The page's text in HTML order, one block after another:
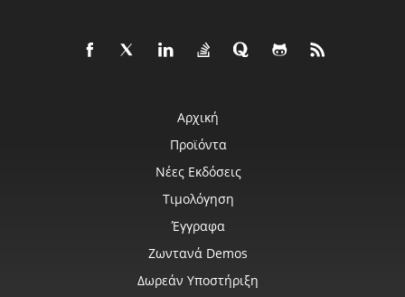
Αρχική
Προϊόντα
Νέες Εκδόσεις
Τιμολόγηση
Έγγραφα
Ζωντανά Demos
Δωρεάν Υποστήριξη